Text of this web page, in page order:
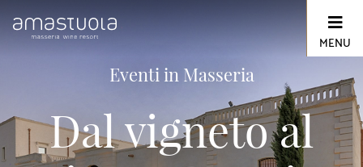
content
MENU
Eventi in Masseria
Dal vigneto al